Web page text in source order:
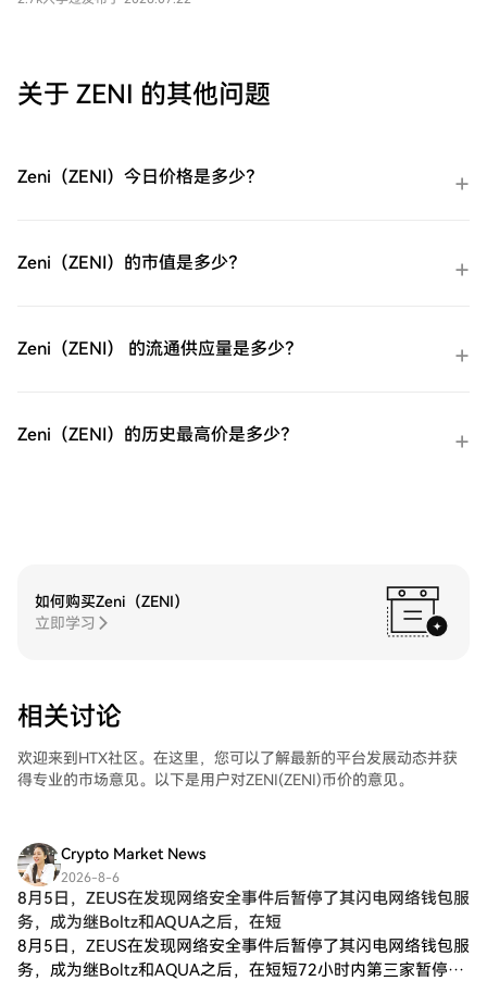
关于 ZENI 的其他问题
Zeni（ZENI）今日价格是多少？
Zeni（ZENI）的市值是多少？
Zeni（ZENI） 的流通供应量是多少？
Zeni（ZENI）的历史最高价是多少？
如何购买Zeni（ZENI）
立即学习
相关讨论
欢迎来到HTX社区。在这里，您可以了解最新的平台发展动态并获
得专业的市场意见。以下是用户对ZENI(ZENI)币价的意见。
Crypto Market News
2026-8-6
8月5日，ZEUS在发现网络安全事件后暂停了其闪电网络钱包服
务，成为继Boltz和AQUA之后，在短
8月5日，ZEUS在发现网络安全事件后暂停了其闪电网络钱包服
务，成为继Boltz和AQUA之后，在短短72小时内第三家暂停服